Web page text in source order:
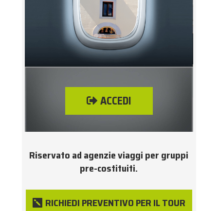
ACCEDI
Riservato ad agenzie viaggi per gruppi
pre-costituiti.
RICHIEDI PREVENTIVO PER IL TOUR